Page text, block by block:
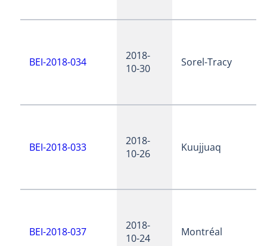
BEI-2018-034
2018-
10-30
Sorel-Tracy
BEI-2018-033
2018-
10-26
Kuujjuaq
BEI-2018-037
2018-
10-24
Montréal